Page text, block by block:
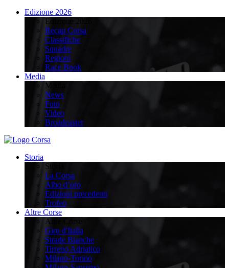
Edizione 2026
Edizione 2026
Recap Corsa
Classifiche
Squadre
Regioni
Race Book
Media
Media
News
Foto
Video
Broadcaster
Storia
Storia
La Corsa
Albo d’oro
Edizioni precedenti
Trofeo
Altre Corse
Altre Corse
Giro d'Italia
Strade Bianche
Tirreno Adriatico
Milano-Torino